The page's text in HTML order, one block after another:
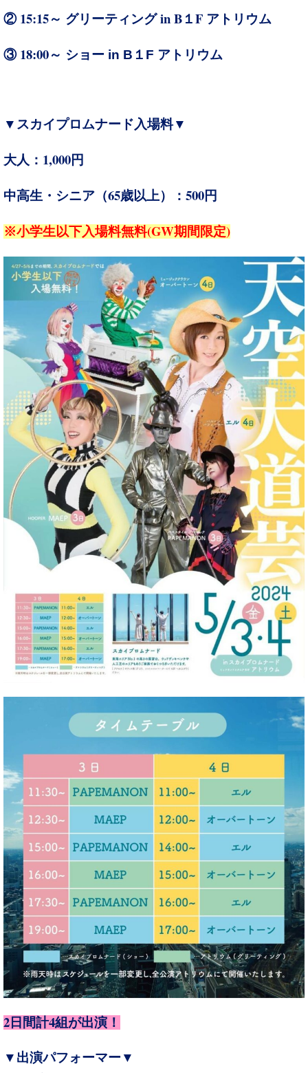
② 15:15～ グリーティングin B １F アトリウム
③ 18:00～ ショー in B１F アトリウム
▼スカイプロムナード入場料▼
大人： 1,000円
中高生・シニア（65歳以上）： 500円
※小学生以下入場料無料(GW期間限定)
2 日間計4組が出演！
▼出演パフォーマー▼